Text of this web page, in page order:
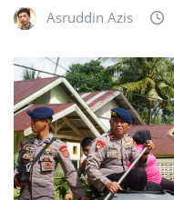
Asruddin Azis